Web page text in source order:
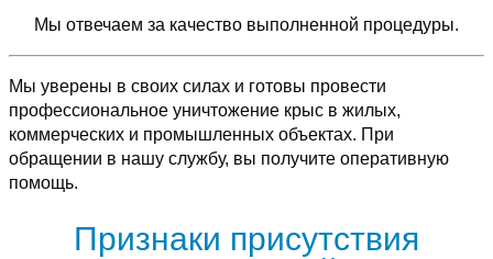
Мы отвечаем за качество выполненной процедуры.
Мы уверены в своих силах и готовы провести
профессиональное уничтожение крыс в жилых,
коммерческих и промышленных объектах. При
обращении в нашу службу, вы получите оперативную
помощь.
Признаки присутствия